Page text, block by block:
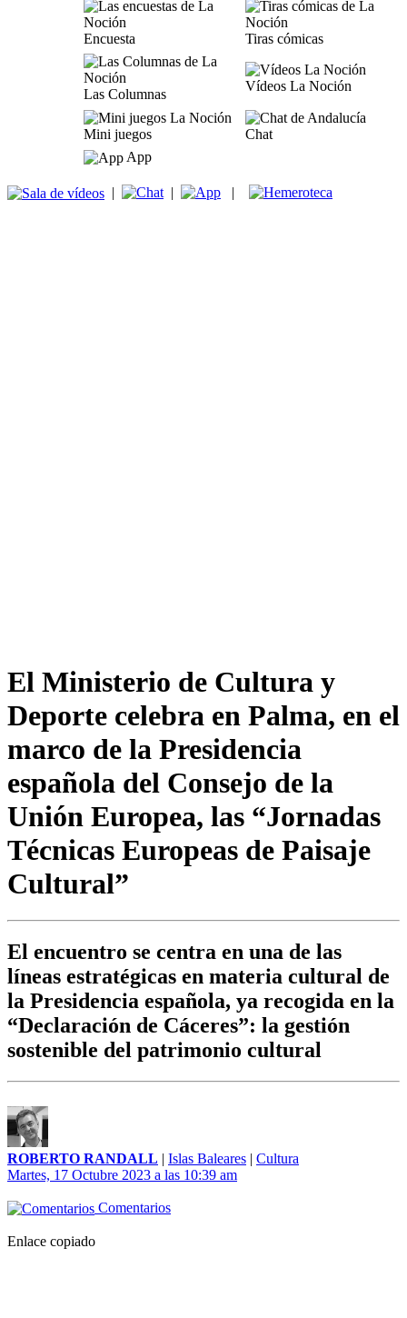
Encuesta Tiras cómicas
Las Columnas
Vídeos La Noción
Mini juegos
Chat
App
| | |
El Ministerio de Cultura y
Deporte celebra en Palma, en el
marco de la Presidencia
española del Consejo de la
Unión Europea, las “Jornadas
Técnicas Europeas de Paisaje
Cultural”
El encuentro se centra en una de las
líneas estratégicas en materia cultural de
la Presidencia española, ya recogida en la
“Declaración de Cáceres”: la gestión
sostenible del patrimonio cultural
ROBERTO RANDALL | Islas Baleares | Cultura
Martes, 17 Octubre 2023 a las 10:39 am
Comentarios
Enlace copiado